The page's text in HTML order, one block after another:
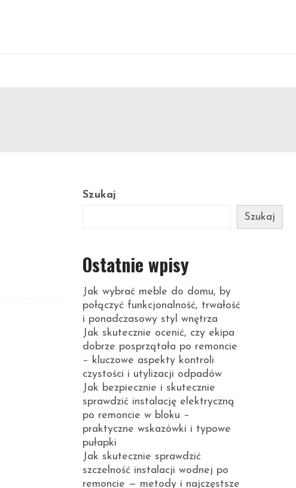
Szukaj
Szukaj
Ostatnie wpisy
Jak wybrać meble do domu, by
połączyć funkcjonalność, trwałość
i ponadczasowy styl wnętrza
Jak skutecznie ocenić, czy ekipa
dobrze posprzątała po remoncie
– kluczowe aspekty kontroli
czystości i utylizacji odpadów
Jak bezpiecznie i skutecznie
sprawdzić instalację elektryczną
po remoncie w bloku –
praktyczne wskazówki i typowe
pułapki
Jak skutecznie sprawdzić
szczelność instalacji wodnej po
remoncie — metody i najczęstsze